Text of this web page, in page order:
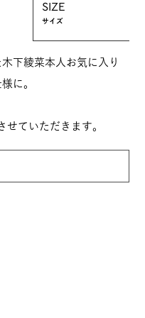
SIZE
サイズ
下綾菜本人お気に入り
に。
せていただきます。